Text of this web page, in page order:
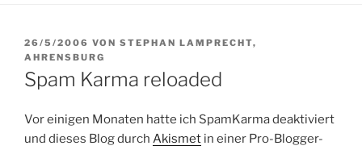
VERÖFFENTLICHT
AM
26/5/2006 VON STEPHAN LAMPRECHT,
AHRENSBURG
Spam Karma reloaded
Vor einigen Monaten hatte ich SpamKarma deaktiviert
und dieses Blog durch Akismet in einer Pro-Blogger-